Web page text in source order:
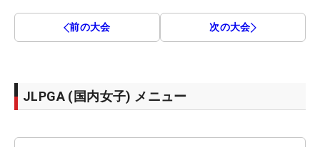
前の大会 次の大会
JLPGA (国内女子) メニュー